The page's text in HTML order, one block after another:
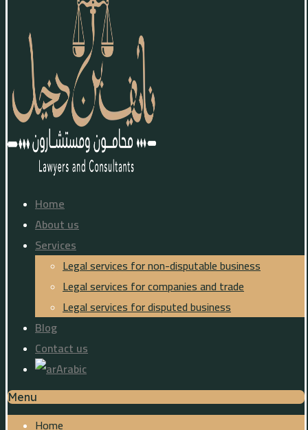
Home
About us
Services
Legal services for non-disputable business
Legal services for companies and trade
Legal services for disputed business
Blog
Contact us
Arabic
Menu
Home